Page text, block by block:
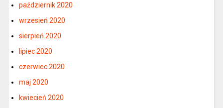
październik 2020
wrzesień 2020
sierpień 2020
lipiec 2020
czerwiec 2020
maj 2020
kwiecień 2020